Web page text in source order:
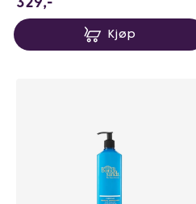
Kjøp